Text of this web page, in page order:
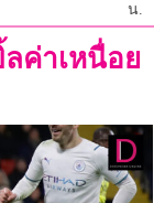
น.
ลค่าเหนื่อย